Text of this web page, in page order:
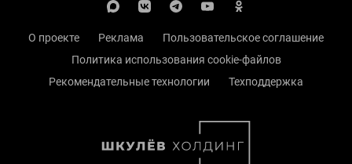
О проекте Реклама
Пользовательское соглашение
Политика использования cookie-файлов
Рекомендательные технологии
Техподдержка